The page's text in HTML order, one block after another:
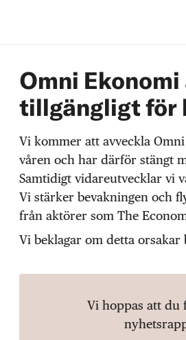
Omni
tillgängligt för
Vi kommer att avveckla
våren och har därför stängt
Samtidigt vidareutvecklar vi
Vi stärker bevakningen och
från aktörer som The
Vi beklagar om detta
Vi hoppas att du